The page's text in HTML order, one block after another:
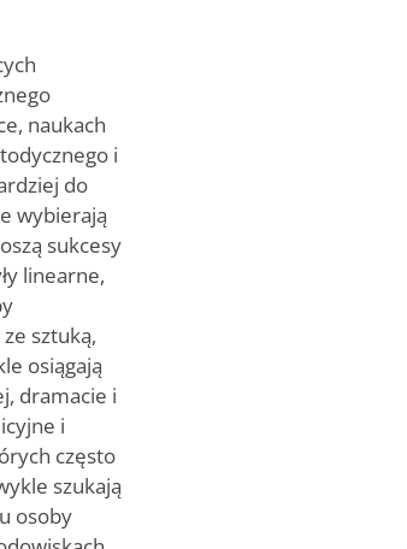
naukach
i
do
wybierają
sukcesy
linearne,
sztuką,
osiągają
dramacie i
i
często
szukają
osoby